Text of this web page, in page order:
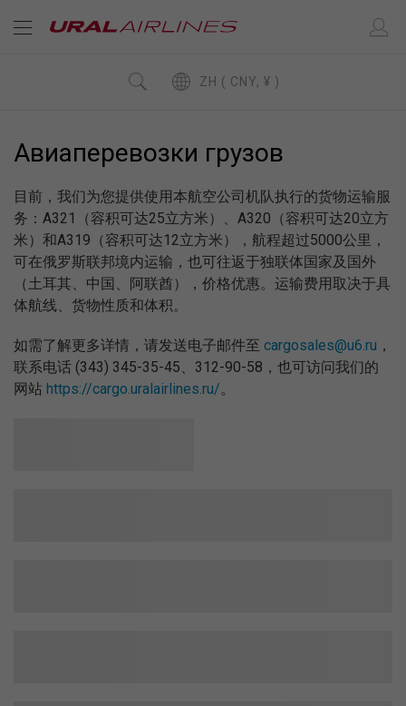
ZH ( CNY, ¥ )
Авиаперевозки грузов
目前，我们为您提供使用本航空公司机队执行的货物运输服
务：A321（容积可达25立方米）、A320（容积可达20立方
米）和A319（容积可达12立方米），航程超过5000公里，
可在俄罗斯联邦境内运输，也可往返于独联体国家及国外
（土耳其、中国、阿联酋），价格优惠。运输费用取决于具
体航线、货物性质和体积。
如需了解更多详情，请发送电子邮件至 cargosales@u6.ru ，
联系电话 (343) 345-35-45、312-90-58，也可访问我们的
网站 https://cargo.uralairlines.ru/。